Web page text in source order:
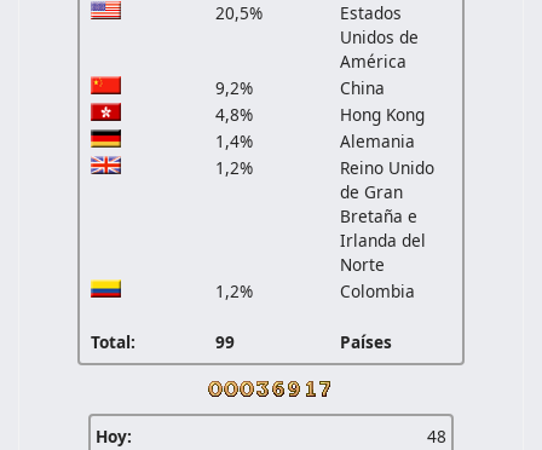
20,5%
Estados
Unidos de
América
9,2%
China
4,8%
Hong Kong
1,4%
Alemania
1,2%
Reino Unido
de Gran
Bretaña e
Irlanda del
Norte
1,2%
Colombia
Total: 99 Países
Hoy:
48